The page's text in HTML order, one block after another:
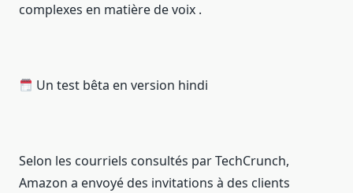
complexes en matière de voix .
Un test bêta en version hindi
Selon les courriels consultés par TechCrunch,
Amazon a envoyé des invitations à des clients